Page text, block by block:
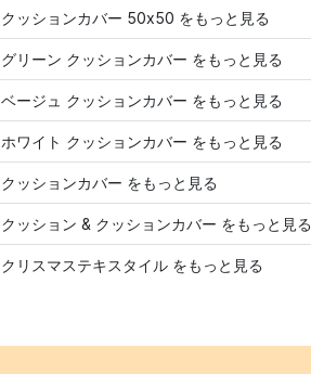
クッションカバー 50x50 をもっと見る
グリーン クッションカバー をもっと見る
ベージュ クッションカバー をもっと見る
ホワイト クッションカバー をもっと見る
クッションカバー をもっと見る
クッション & クッションカバー をもっと見る
クリスマステキスタイル をもっと見る